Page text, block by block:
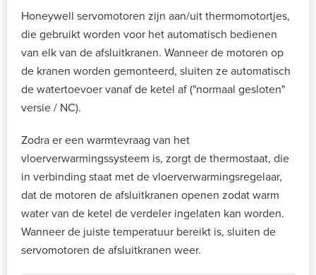
Honeywell servomotoren zijn aan/uit thermomotortjes,
die gebruikt worden voor het automatisch bedienen
van elk van de afsluitkranen. Wanneer de motoren op
de kranen worden gemonteerd, sluiten ze automatisch
de watertoevoer vanaf de ketel af ("normaal gesloten"
versie / NC).
Zodra er een warmtevraag van het
vloerverwarmingssysteem is, zorgt de thermostaat, die
in verbinding staat met de vloerverwarmingsregelaar,
dat de motoren de afsluitkranen openen zodat warm
water van de ketel de verdeler ingelaten kan worden.
Wanneer de juiste temperatuur bereikt is, sluiten de
servomotoren de afsluitkranen weer.